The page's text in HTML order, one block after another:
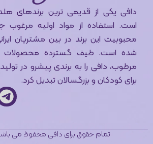
دافی یکی از قدیمی ترین برندهای
است. استفاده از مواد اولیه
محبوبیت این برند در بین مشتریان
شده است. طیف گسترده محصولات
مرطوب، دافی را به برندی پیشرو در
برای کودکان و بزرگسالان تبدیل کرد.
تمام حقوق برای دافی محفوظ می باشد. © 2025